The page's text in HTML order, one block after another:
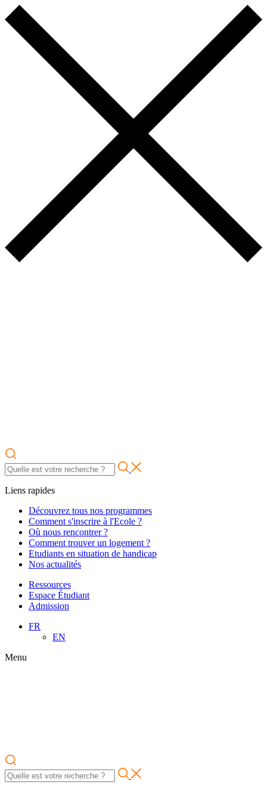
Liens rapides
Découvrez tous nos programmes
Comment s'inscrire à l'Ecole ?
Où nous rencontrer ?
Comment trouver un logement ?
Etudiants en situation de handicap
Nos actualités
Ressources
Espace Étudiant
Admission
FR
EN
Menu